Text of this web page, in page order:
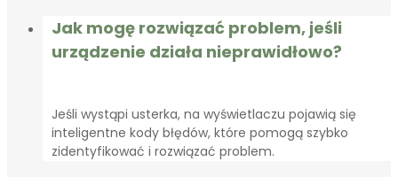
Jak mogę rozwiązać problem, jeśli
urządzenie działa nieprawidłowo?
Jeśli wystąpi usterka, na wyświetlaczu pojawią się
inteligentne kody błędów, które pomogą szybko
zidentyfikować i rozwiązać problem.